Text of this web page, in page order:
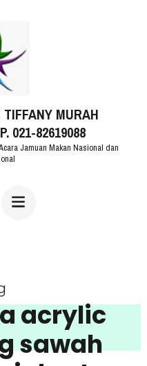
MURAH
021-82619088
Jamuan Makan Nasional dan
acrylic
sawah